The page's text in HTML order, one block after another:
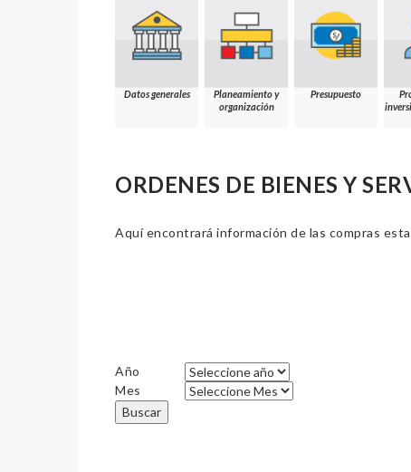
Datos generales
Planeamiento y
organización
Presupuesto
ORDENES DE BIENES Y
Aquí encontrará información de las compras
Año
Mes
Buscar